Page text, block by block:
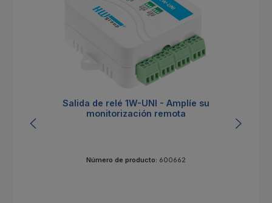
Salida de relé 1W-UNI - Amplíe su
monitorización remota
Número de producto: 600662